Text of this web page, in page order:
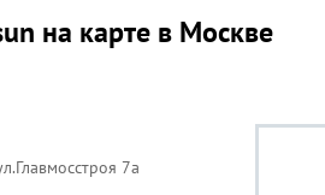
на карте в Москве
7а